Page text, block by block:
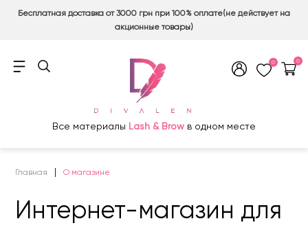
Бесплатная доставка от 3000 грн при 100% оплате(не действует на
акционные товары)
0 0
Все материалы Lash & Brow в одном месте
Главная О магазине
Интернет-магазин для